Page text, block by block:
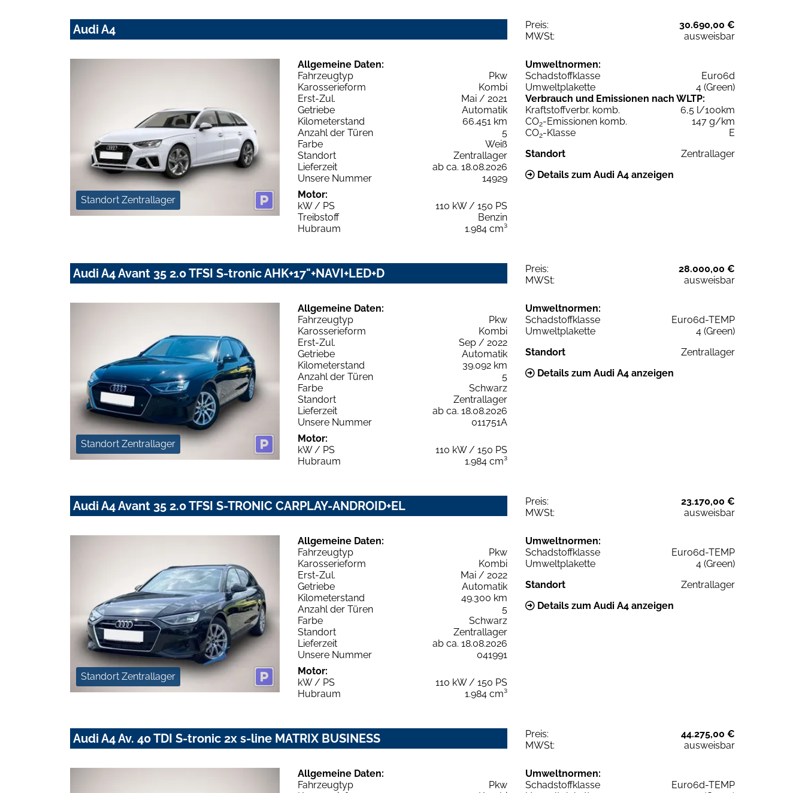
Audi A4 Preis:
30.690,00 €
MWSt:
ausweisbar
Standort Zentrallager
Allgemeine Daten:
Fahrzeugtyp
Pkw
Karosserieform
Kombi
Erst-Zul.
Mai / 2021
Getriebe
Automatik
Kilometerstand
66.451 km
Anzahl der Türen
5
Farbe
Weiß
Standort
Zentrallager
Lieferzeit
ab ca. 18.08.2026
Unsere Nummer
14929
Motor:
kW / PS
110 kW / 150 PS
Treibstoff
Benzin
Hubraum
1.984 cm³
Umweltnormen:
Schadstoffklasse
Euro6d
Umweltplakette
4 (Green)
Verbrauch und Emissionen nach WLTP:
Kraftstoffverbr. komb.
6,5 l/100km
CO2-Emissionen komb.
147 g/km
CO2-Klasse
E
Standort
Zentrallager
Details zum Audi A4 anzeigen
Audi A4 Avant 35 2.0 TFSI S-tronic AHK+17"+NAVI+LED+D Preis:
28.000,00 €
MWSt:
ausweisbar
Standort Zentrallager
Allgemeine Daten:
Fahrzeugtyp
Pkw
Karosserieform
Kombi
Erst-Zul.
Sep / 2022
Getriebe
Automatik
Kilometerstand
39.092 km
Anzahl der Türen
5
Farbe
Schwarz
Standort
Zentrallager
Lieferzeit
ab ca. 18.08.2026
Unsere Nummer
011751A
Motor:
kW / PS
110 kW / 150 PS
Hubraum
1.984 cm³
Umweltnormen:
Schadstoffklasse
Euro6d-TEMP
Umweltplakette
4 (Green)
Standort
Zentrallager
Details zum Audi A4 anzeigen
Audi A4 Avant 35 2.0 TFSI S-TRONIC CARPLAY-ANDROID+EL Preis:
23.170,00 €
MWSt:
ausweisbar
Standort Zentrallager
Allgemeine Daten:
Fahrzeugtyp
Pkw
Karosserieform
Kombi
Erst-Zul.
Mai / 2022
Getriebe
Automatik
Kilometerstand
49.300 km
Anzahl der Türen
5
Farbe
Schwarz
Standort
Zentrallager
Lieferzeit
ab ca. 18.08.2026
Unsere Nummer
041991
Motor:
kW / PS
110 kW / 150 PS
Hubraum
1.984 cm³
Umweltnormen:
Schadstoffklasse
Euro6d-TEMP
Umweltplakette
4 (Green)
Standort
Zentrallager
Details zum Audi A4 anzeigen
Audi A4 Av. 40 TDI S-tronic 2x s-line MATRIX BUSINESS Preis:
44.275,00 €
MWSt:
ausweisbar
Allgemeine Daten:
Fahrzeugtyp
Pkw
Umweltnormen:
Schadstoffklasse
Euro6d-TEMP